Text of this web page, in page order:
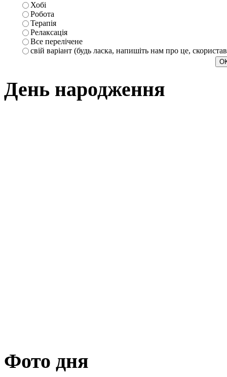
Хобі
Робота
Терапія
Релаксація
Все перелічене
свій варіант (будь ласка, напишіть нам про це,
День народження
Фото дня